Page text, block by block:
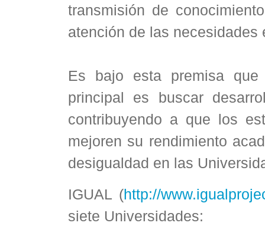
transmisión de
atención de las
Es bajo esta premisa
principal es buscar
contribuyendo a que los
mejoren su rendimiento
desigualdad en las
IGUAL (http://
siete Universidades: